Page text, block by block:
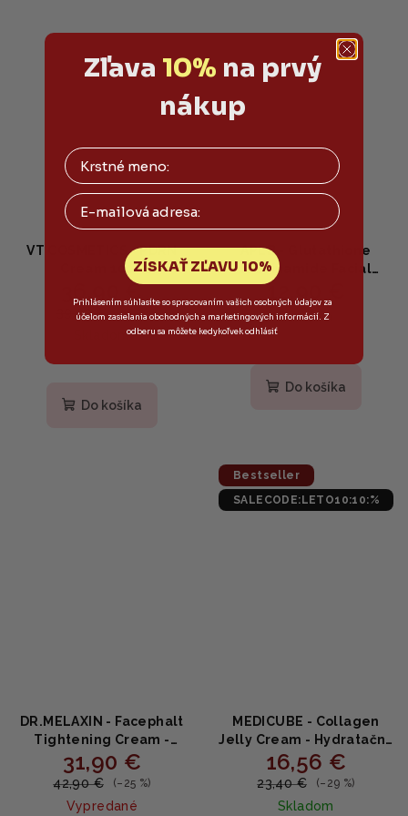
VT COSMETICS - PDRN
Cream 100 -
Regeneračný krém s
PHYTO PDRN a
ceramidmi 50ml
36,90 €
39,90 € (–7 %)
Skladom
Do košíka
APLB - Glutathione
Niacinamide Facial
Cream - Omladzujúci a
rozjasňujúci krém 55ml
12,90 €
Skladom
hodnotenie
produktu
hviezdičiek.
Do košíka
DR.MELAXIN - Facephalt
Tightening Cream -
Spevňujúci krém na pleť s
calaminom,
niacínamidom a bio-
spikulami 50ml
31,90 €
42,90 € (–25 %)
Vypredané
Bestseller
SALECODE:LETO10:10:%
MEDICUBE - Collagen
Jelly Cream - Hydratačný
kolagénový krém s
morským proteínom 50ml
16,56 €
23,40 € (–29 %)
Skladom
Zľava 10% na prvý
nákup
Email
ZÍSKAŤ ZĽAVU 10%
Prihlásením súhlasíte so spracovaním vašich osobných údajov za
účelom zasielania obchodných a marketingových informácií. Z
odberu sa môžete kedykoľvek odhlásiť